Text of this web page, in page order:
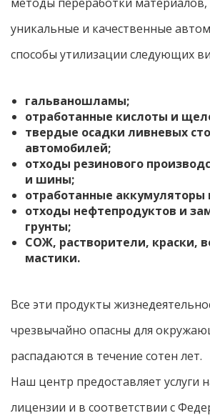
методы переработки
уникальные и качественные
способы утилизации следующих
гальваношламы;
отработанные кислоты и
твердые осадки ливневых
автомобилей;
отходы резинового
и шины;
отработанные аккумуляторы
отходы нефтепродуктов и
грунты;
СОЖ, растворители, краски,
мастики.
Все эти продукты
чрезвычайно опасны для
распадаются в течение сотен лет.
Наш центр предоставляет услуги
лицензии и в соответствии с